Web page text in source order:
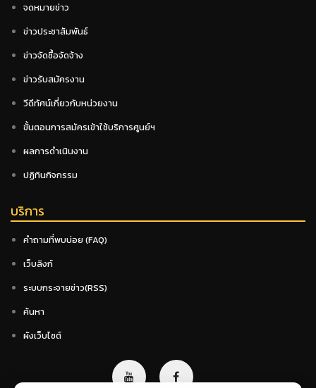
จดหมายข่าว
ข่าวประชาสัมพันธ์
ข่าวจัดซื้อจัดจ้าง
ข่าวรับสมัครงาน
วีดีทัศน์เกี่ยวกับหน่วยงาน
ขั้นตอนการสมัครเข้าใช้บริการศูนย์ฯ
ผลการดำเนินงาน
ปฏิทินกิจกรรม
บริการ
คำถามที่พบบ่อย (FAQ)
เว็บลิงก์
ระบบกระจายข่าว(RSS)
ค้นหา
ผังเว็บไซต์